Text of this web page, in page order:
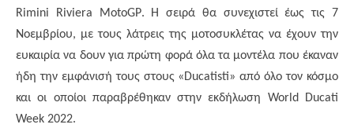
Rimini
Riviera MotoGP. Η σειρά θα συνεχιστεί έως τις 7
Νοεμβρίου, με τους λάτρεις της μοτοσυκλέτας να έχουν την
ευκαιρία να δουν για πρώτη φορά όλα τα μοντέλα που έκαναν
ήδη την εμφάνισή τους στους «Ducatisti» από όλο τον κόσμο
και οι οποίοι παραβρέθηκαν στην εκδήλωση World Ducati
Week 2022.